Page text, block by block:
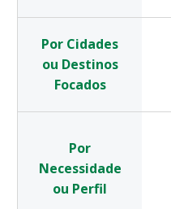
Por Cidades
ou Destinos
Focados
Por
Necessidade
ou Perfil